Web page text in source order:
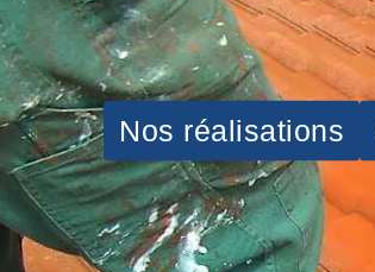
Nos réalisations